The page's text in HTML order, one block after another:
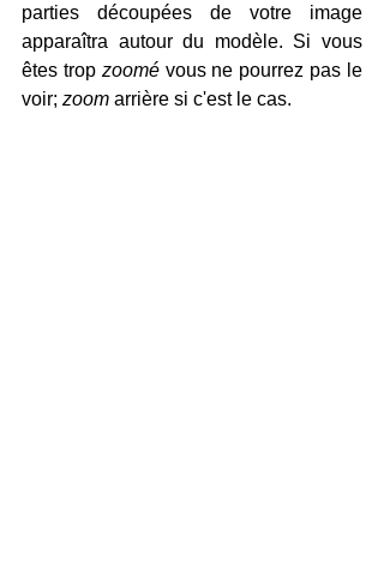
parties découpées de votre image
apparaîtra autour du modèle. Si vous
êtes trop zoomé vous ne pourrez pas le
voir; zoom arrière si c'est le cas.